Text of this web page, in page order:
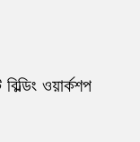
ওয়ার্কশপ